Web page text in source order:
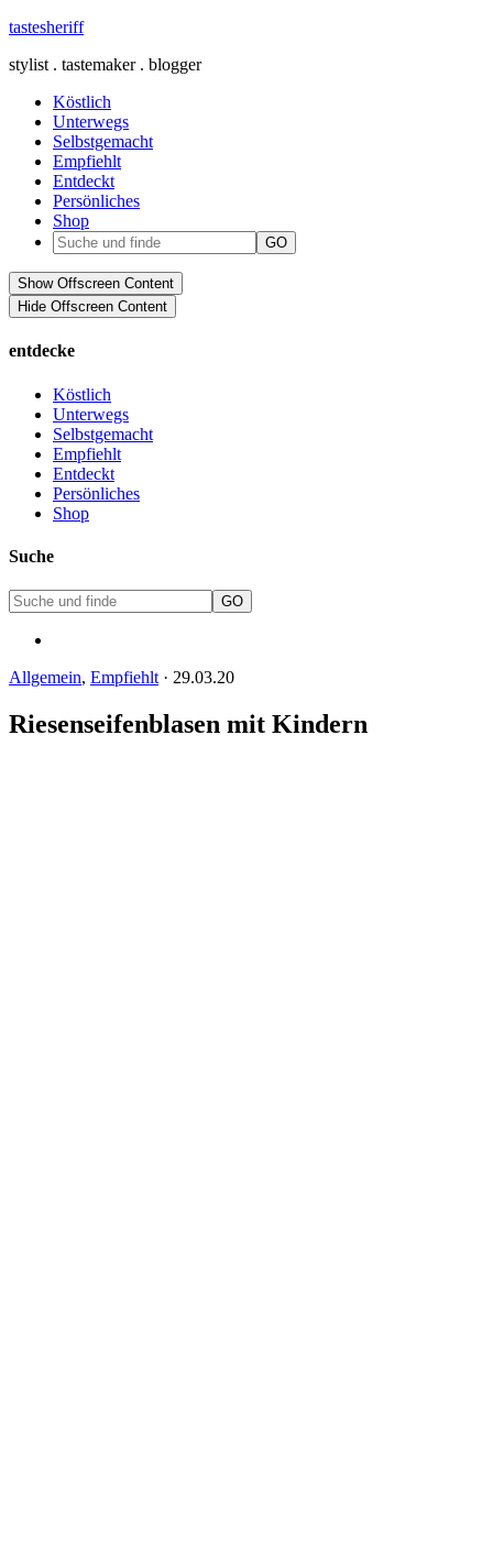
tastesheriff
stylist . tastemaker . blogger
Köstlich
Unterwegs
Selbstgemacht
Empfiehlt
Entdeckt
Persönliches
Shop
Show Offscreen Content
Hide Offscreen Content
entdecke
Köstlich
Unterwegs
Selbstgemacht
Empfiehlt
Entdeckt
Persönliches
Shop
Suche
Allgemein, Empfiehlt · 29.03.20
Riesenseifenblasen mit Kindern